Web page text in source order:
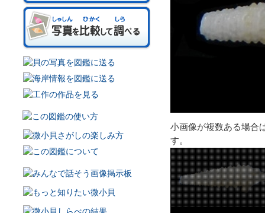
小画像が複数ある場合
す。